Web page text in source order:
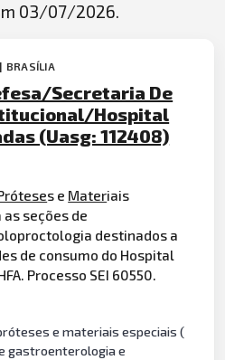
03/07/2026.
Secretaria De
Hospital
(Uasg: 112408)
s e Materiais
as seções de
destinados a
de consumo do Hospital
Processo SEI 60550.
e materiais especiais (
gastroenterologia e